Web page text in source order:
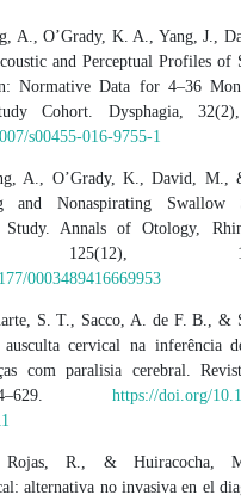
A., O’Grady, K. A., Yang, J.,
and Perceptual Profiles of
Normative Data for 4–36
Cohort. Dysphagia,
s00455-016-9755-1
A., O’Grady, K., David, M.,
and Nonaspirating Swallow
Annals of Otology,
125(12),
0003489416669953
S. T., Sacco, A. de F. B., &
cervical na inferência
com paralisia cerebral.
https://doi.org/
Rojas, R., & Huiracocha,
alternativa no invasiva en el